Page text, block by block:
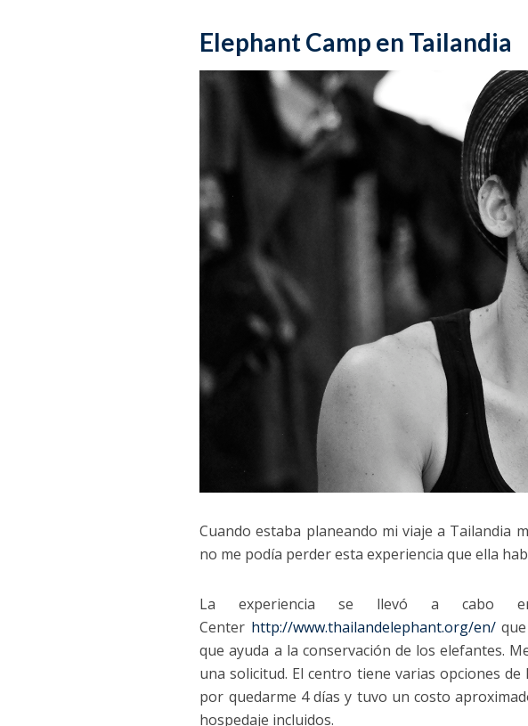
Elephant Camp en Tailandia
Cuando estaba planeando mi viaje a Tailandia
no me podía perder esta experiencia que ella
La experiencia se llevó a cabo en
Center http://www.thailandelephant.org/en/que
que ayuda a la conservación de los elefantes.
una solicitud. El centro tiene varias opciones
por quedarme 4 días y tuvo un costo
hospedaje incluidos.